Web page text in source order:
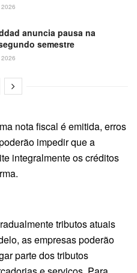
anuncia pausa na
semestre
nota fiscal é emitida, erros
impedir que a
integralmente os créditos
tributos atuais
as empresas poderão
parte dos tributos